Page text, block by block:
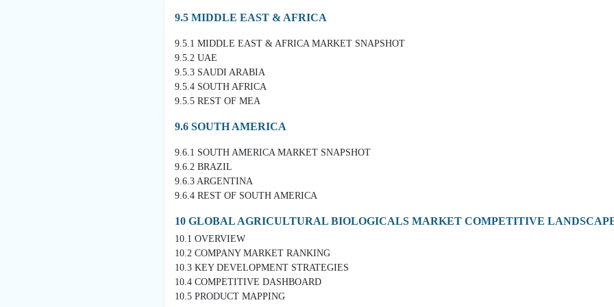
9.5 MIDDLE EAST & AFRICA
9.5.1 MIDDLE EAST & AFRICA MARKET SNAPSHOT
9.5.2 UAE
9.5.3 SAUDI ARABIA
9.5.4 SOUTH AFRICA
9.5.5 REST OF MEA
9.6 SOUTH AMERICA
9.6.1 SOUTH AMERICA MARKET SNAPSHOT
9.6.2 BRAZIL
9.6.3 ARGENTINA
9.6.4 REST OF SOUTH AMERICA
10 GLOBAL AGRICULTURAL BIOLOGICALS MARKET COMPETITIVE
10.1 OVERVIEW
10.2 COMPANY MARKET RANKING
10.3 KEY DEVELOPMENT STRATEGIES
10.4 COMPETITIVE DASHBOARD
10.5 PRODUCT MAPPING